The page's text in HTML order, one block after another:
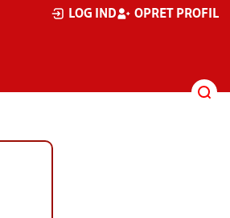
LOG IND OPRET PROFIL